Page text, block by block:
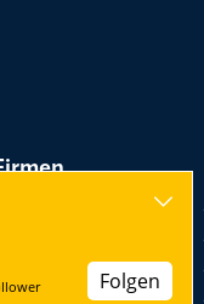
Messen, Seminare,
Folgen